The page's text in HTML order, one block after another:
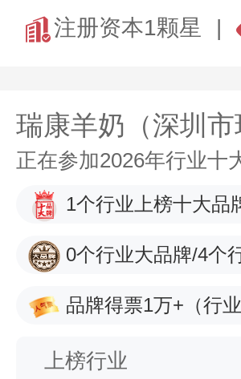
注册资本1颗星
瑞康羊奶（深圳
正在参加2026年行业十
1个行业上榜十大品
0个行业大品牌/4个
品牌得票1万+ （行
上榜行业